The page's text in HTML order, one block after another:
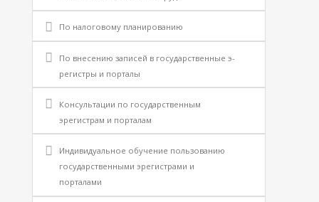
По налоговому планированию
По внесению записей в государственные э-
регистры и порталы
Консультации по государственным
эрегистрам и порталам
Индивидуальное обучение пользованию
государственными эрегистрами и
порталами